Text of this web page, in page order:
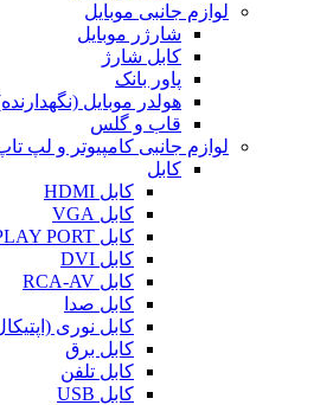
لوازم جانبی موبایل
شارژر موبایل
کابل شارژ
پاور بانک
هولدر موبایل
قاب و گلس
لوازم جانبی کامپیوتر و لپ
کابل
کابل HDMI
کابل VGA
کابل DISPLAY PORT
کابل DVI
کابل RCA-AV
کابل صدا
کابل نوری
کابل برق
کابل تلفن
کابل USB